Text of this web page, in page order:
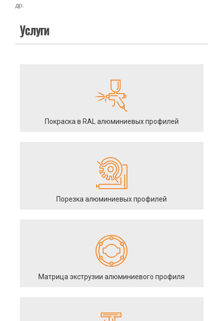
др.
Услуги
Покраска в RAL алюминиевых профилей
Порезка алюминиевых профилей
Матрица экструзии алюминиевого профиля